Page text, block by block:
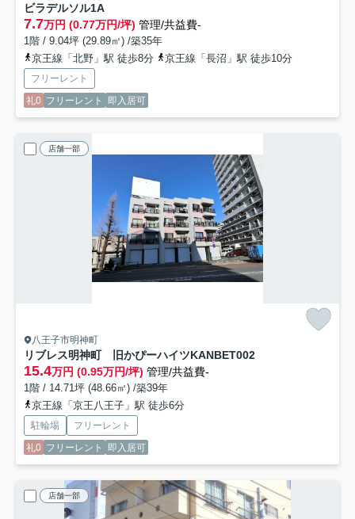
ビラデルソル1A
7.7万円 (0.77万円/坪) 管理/共益費-
1階 / 9.04坪 (29.89㎡) /築35年
京王線「北野」駅 徒歩8分
京王線「長沼」駅 徒歩10分
フリーレント
礼0 フリーレント 即入居可
店舗一部
八王子市明神町
リブレス明神町 旧かぴーハイツKANBET002
15.4万円 (0.95万円/坪) 管理/共益費-
1階 / 14.71坪 (48.66㎡) /築39年
京王線「京王八王子」駅 徒歩6分
駐輪場
フリーレント
礼0 フリーレント 即入居可
店舗一部